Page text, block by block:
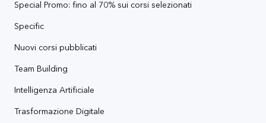
Special Promo: fino al 70% sui corsi selezionati
Specific
Nuovi corsi pubblicati
Team Building
Intelligenza Artificiale
Trasformazione Digitale